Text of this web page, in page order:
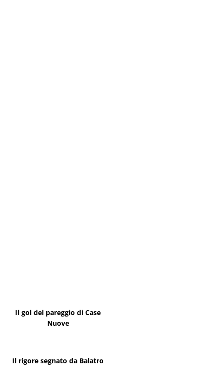
Il gol del pareggio di Case
Nuove
Il rigore segnato da Balatro